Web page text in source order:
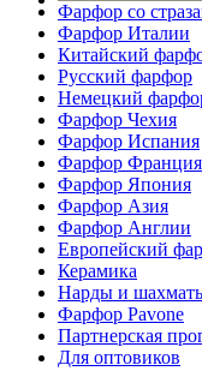
Фарфор со
Фарфор Италии
Китайский
Русский фарфор
Немецкий
Фарфор Чехия
Фарфор Испания
Фарфор Франция
Фарфор Япония
Фарфор Азия
Фарфор Англии
Европейский
Керамика
Нарды и
Фарфор Pavone
Партнерская
Для оптовиков